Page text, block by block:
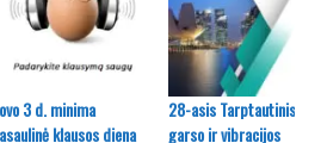
3 d. minima
klausos diena
28-asis Tarptautinis
garso ir vibracijos